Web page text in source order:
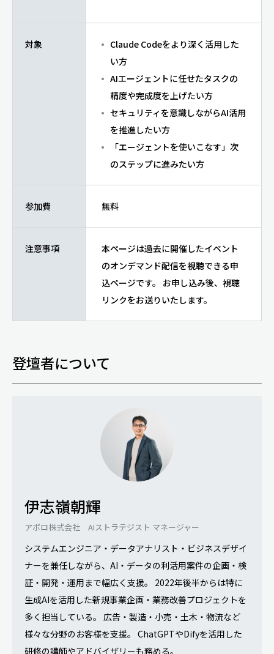
対象
Claude Codeをより深く活用した
い方
AIエージェントに任せたタスクの
精度や完成度を上げたい方
セキュリティを意識しながらAI活用
を推進したい方
「エージェントを使いこなす」次
のステップに進みたい方
参加費 無料
注意事項
本ページは過去に開催したイベント
のオンデマンド配信を視聴できる申
込ページです。 お申し込み後、視聴
リンクをお送りいたします。
登壇者について
伊志嶺朝輝
アポロ株式会社 AIストラテジスト マネージャー
システムエンジニア・データアナリスト・ビジネスデザイ
ナーを兼任しながら、AI・データの利活用案件の企画・検
証・開発・運用まで幅広く支援。 2022年後半からは特に
生成AIを活用した新規事業企画・業務改善プロジェクトを
多く担当している。 広告・製造・小売・土木・物流など
様々な分野のお客様を支援。 ChatGPTやDifyを活用した
研修の講師やアドバイザリーも務める。